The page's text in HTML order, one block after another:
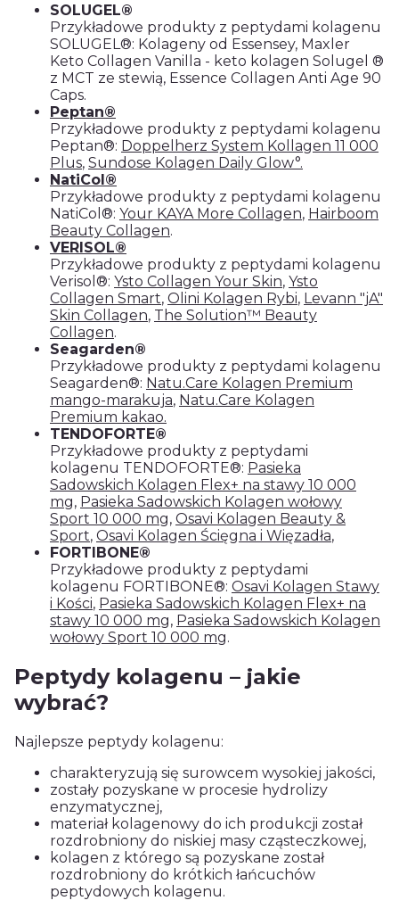
SOLUGEL®
Przykładowe produkty z peptydami kolagenu
SOLUGEL®: Kolageny od Essensey, Maxler
Keto Collagen Vanilla - keto kolagen Solugel ®
z MCT ze stewią, Essence Collagen Anti Age 90
Caps.
Peptan®
Przykładowe produkty z peptydami kolagenu
Peptan®: Doppelherz System Kollagen 11 000
Plus, Sundose Kolagen Daily Glow°.
NatiCol®
Przykładowe produkty z peptydami kolagenu
NatiCol®: Your KAYA More Collagen, Hairboom
Beauty Collagen.
VERISOL®
Przykładowe produkty z peptydami kolagenu
Verisol®: Ysto Collagen Your Skin, Ysto
Collagen Smart, Olini Kolagen Rybi, Levann "jA"
Skin Collagen, The Solution™ Beauty
Collagen.
Seagarden®
Przykładowe produkty z peptydami kolagenu
Seagarden®: Natu.Care Kolagen Premium
mango-marakuja, Natu.Care Kolagen
Premium kakao.
TENDOFORTE®
Przykładowe produkty z peptydami
kolagenu TENDOFORTE®: Pasieka
Sadowskich Kolagen Flex+ na stawy 10 000
mg, Pasieka Sadowskich Kolagen wołowy
Sport 10 000 mg, Osavi Kolagen Beauty &
Sport, Osavi Kolagen Ścięgna i Więzadła,
FORTIBONE®
Przykładowe produkty z peptydami
kolagenu FORTIBONE®: Osavi Kolagen Stawy
i Kości, Pasieka Sadowskich Kolagen Flex+ na
stawy 10 000 mg, Pasieka Sadowskich Kolagen
wołowy Sport 10 000 mg.
Peptydy kolagenu – jakie
wybrać?
Najlepsze peptydy kolagenu:
charakteryzują się surowcem wysokiej jakości,
zostały pozyskane w procesie hydrolizy
enzymatycznej,
materiał kolagenowy do ich produkcji został
rozdrobniony do niskiej masy cząsteczkowej,
kolagen z którego są pozyskane został
rozdrobniony do krótkich łańcuchów
peptydowych kolagenu.